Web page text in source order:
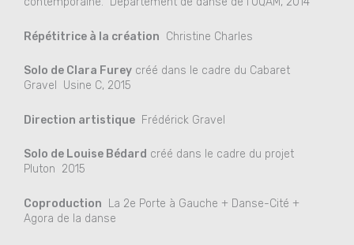
Répétitrice à la création Christine Charles
Solo de Clara Furey créé dans le cadre du Cabaret
Gravel Usine C, 2015
Direction artistique Frédérick Gravel
Solo de Louise Bédard créé dans le cadre du projet
Pluton 2015
Coproduction La 2e Porte à Gauche + Danse-Cité +
Agora de la danse